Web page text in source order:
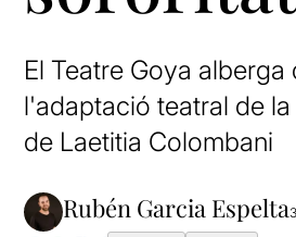
El Teatre Goya alberga
l'adaptació teatral de la
de Laetitia Colombani
Rubén Garcia Espelta